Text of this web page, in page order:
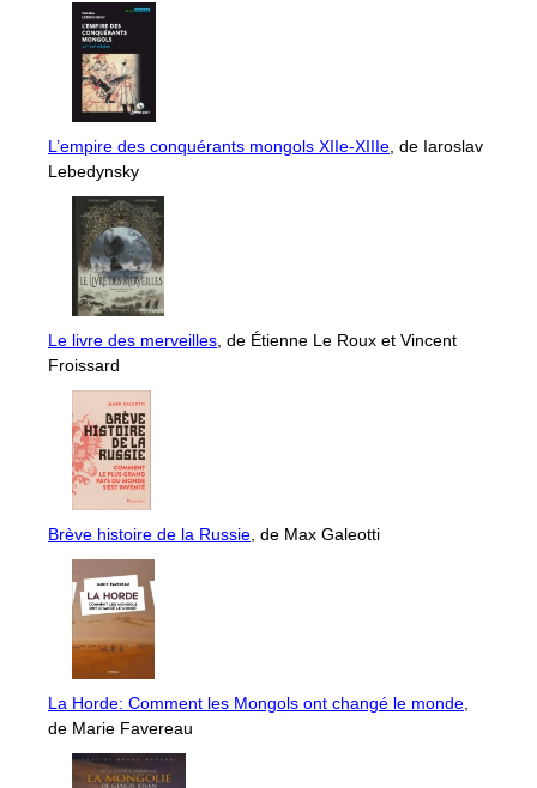
L’empire des conquérants mongols XIIe-XIIIe , de Iaroslav
Lebedynsky
Le livre des merveilles , de Étienne Le Roux et Vincent
Froissard
Brève histoire de la Russie , de Max Galeotti
La Horde: Comment les Mongols ont changé le monde
de Marie Favereau